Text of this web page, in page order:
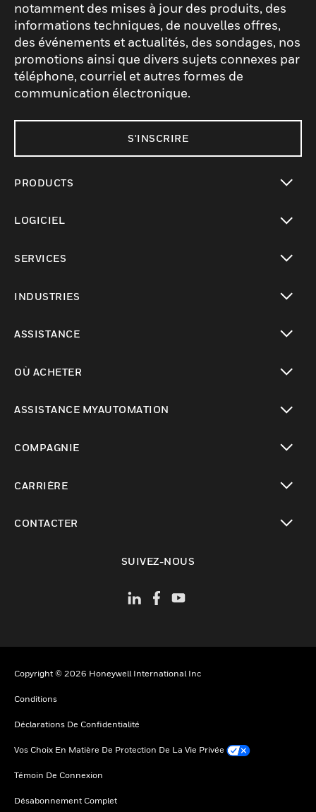
notamment des mises à jour des produits, des
informations techniques, de nouvelles offres,
des événements et actualités, des sondages, nos
promotions ainsi que divers sujets connexes par
téléphone, courriel et autres formes de
communication électronique.
S'INSCRIRE
PRODUCTS
LOGICIEL
SERVICES
INDUSTRIES
ASSISTANCE
OÙ ACHETER
ASSISTANCE MYAUTOMATION
COMPAGNIE
CARRIÈRE
CONTACTER
SUIVEZ-NOUS
Copyright © 2026 Honeywell International Inc
Conditions
Déclarations De Confidentialité
Vos Choix En Matière De Protection De La Vie Privée
Témoin De Connexion
Désabonnement Complet